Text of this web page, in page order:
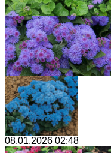
08.01.2026 02:48